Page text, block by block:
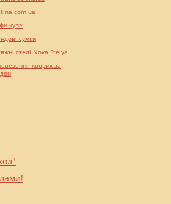
купе
сумки
стелі Nova Stelya
хворих за